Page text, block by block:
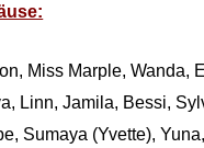
Miss Marple, Wanda,
Linn, Jamila, Bessi,
Sumaya (Yvette),